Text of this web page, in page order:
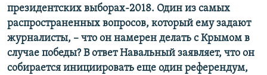
президентских выборах-2018. Один из самых
распространенных вопросов, который ему задают
журналисты, – что он намерен делать с Крымом в
случае победы? В ответ Навальный заявляет, что он
собирается инициировать еще один референдум,